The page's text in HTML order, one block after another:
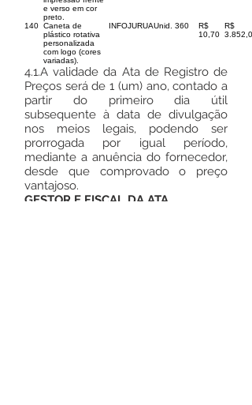
e verso em cor
preto.
140 Caneta de
plástico rotativa
personalizada
com logo (cores
variadas).
INFOJURUAUnid. 360
R$
10,70
R$
4.1.A validade da Ata de Registro de
Preços será de 1 (um) ano, contado a
partir do primeiro dia útil
subsequente à data de divulgação
nos meios legais, podendo ser
prorrogada por igual período,
mediante a anuência do fornecedor,
desde que comprovado o preço
vantajoso.
GESTOR E FISCAL DA ATA